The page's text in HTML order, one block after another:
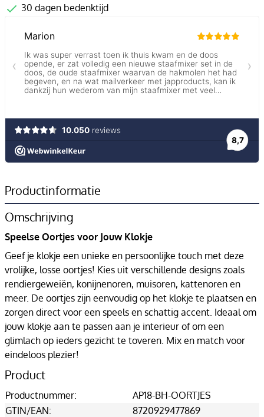
30 dagen bedenktijd
Productinformatie
Omschrijving
Speelse Oortjes voor Jouw Klokje
Geef je klokje een unieke en persoonlijke touch met deze
vrolijke, losse oortjes! Kies uit verschillende designs zoals
rendiergeweiën, konijnenoren, muisoren, kattenoren en
meer. De oortjes zijn eenvoudig op het klokje te plaatsen en
zorgen direct voor een speels en schattig accent. Ideaal om
jouw klokje aan te passen aan je interieur of om een
glimlach op ieders gezicht te toveren. Mix en match voor
eindeloos plezier!
Product
Productnummer:
AP18-BH-OORTJES
GTIN/EAN:
8720929477869